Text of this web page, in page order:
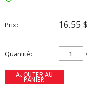
Prix 16,55 $
Quantité
AJOUTER AU
PANIER